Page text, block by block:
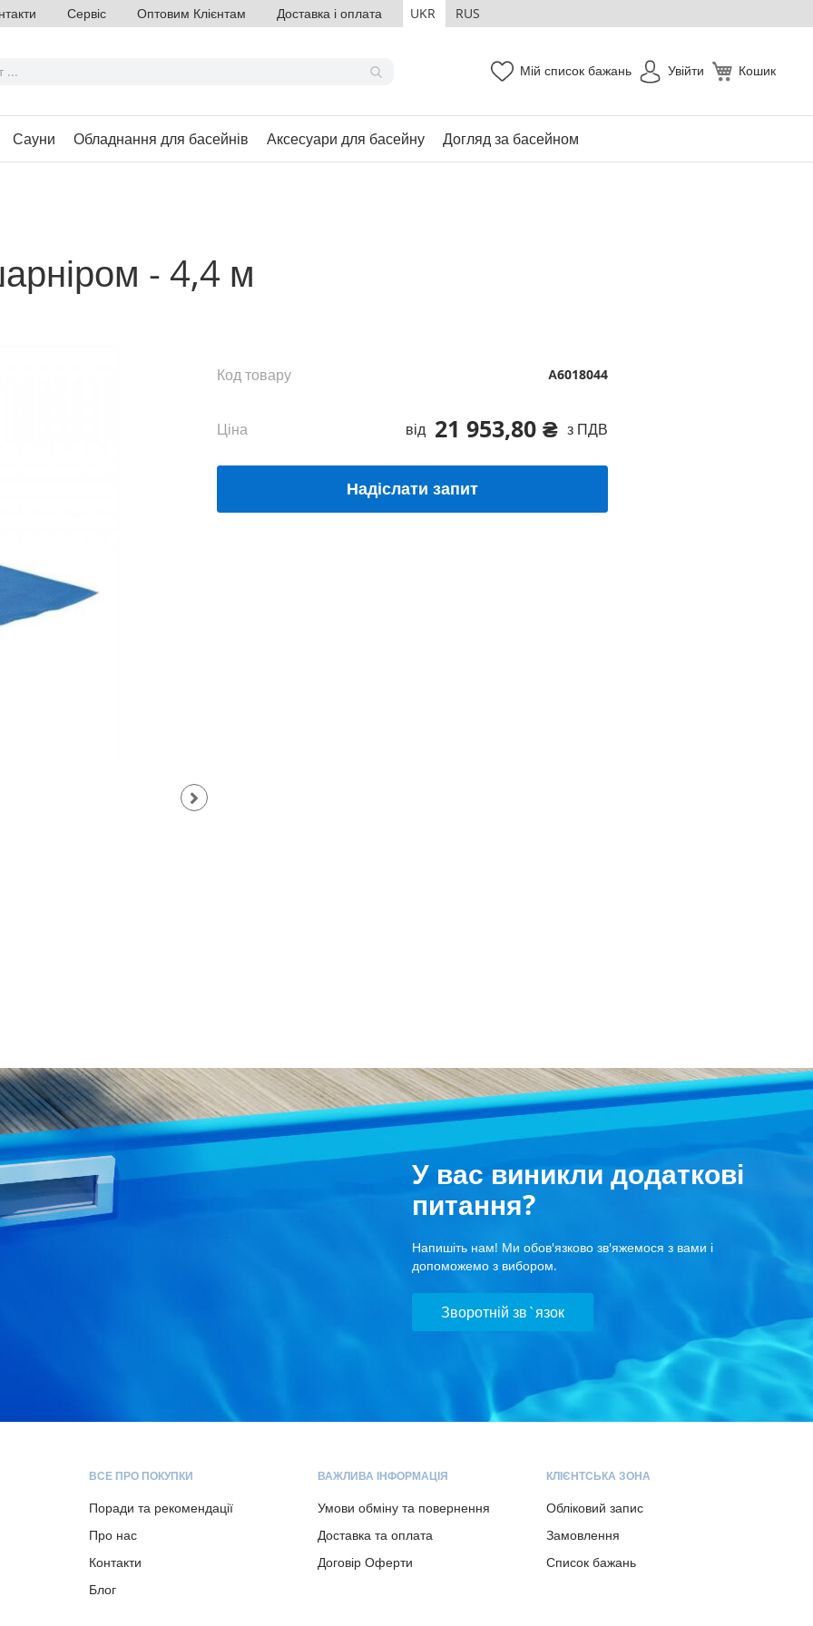
Сервіс Оптовим Клієнтам Доставка і оплата UKR RUS
Кошик
Мій список бажань Увійти
Сауни Обладнання для басейнів Аксесуари для басейну Догляд за басейном
- 4,4 м
21 953,80 ₴ з ПДВ
Ціна від
Код товару А6018044
Надіслати запит
У вас виникли додаткові
питання?
Напишіть нам! Ми обов'язково зв'яжемося з вами і
допоможемо з вибором.
Зворотній зв`язок
ВСЕ ПРО ПОКУПКИ
Поради та рекомендації
Про нас
Контакти
Блог
ВАЖЛИВА ІНФОРМАЦІЯ
Умови обміну та повернення
Доставка та оплата
Договір Оферти
КЛІЄНТСЬКА ЗОНА
Обліковий запис
Замовлення
Список бажань